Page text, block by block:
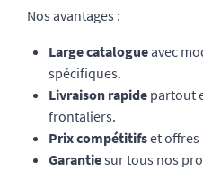
Nos avantages :
Large catalogue avec
spécifiques.
Livraison rapide partout
frontaliers.
Prix compétitifset offres
Garantiesur tous nos